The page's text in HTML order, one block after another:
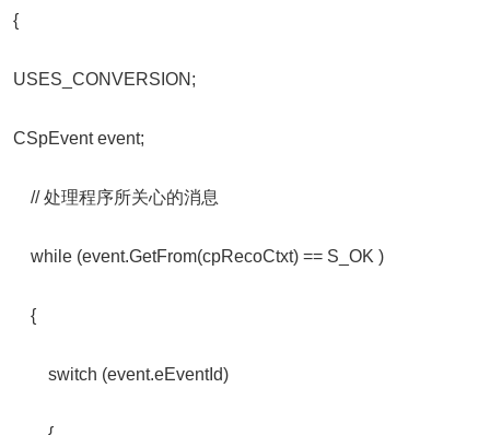
{
USES_CONVERSION;
CSpEvent event;
// 处理程序所关心的消息
while (event.GetFrom(cpRecoCtxt) == S_OK )
{
switch (event.eEventId)